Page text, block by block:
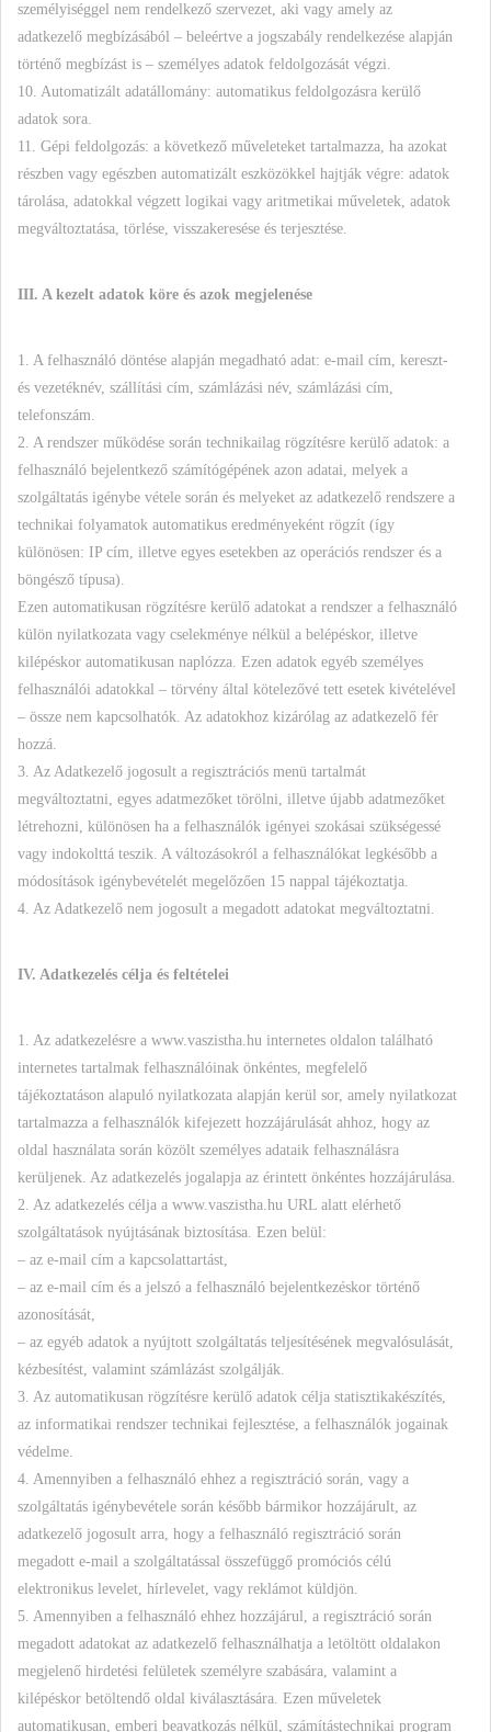
személyiséggel nem rendelkező szervezet, aki vagy amely az
adatkezelő megbízásából – beleértve a jogszabály rendelkezése alapján
történő megbízást is – személyes adatok feldolgozását végzi.
10. Automatizált adatállomány: automatikus feldolgozásra kerülő
adatok sora.
11. Gépi feldolgozás: a következő műveleteket tartalmazza, ha azokat
részben vagy egészben automatizált eszközökkel hajtják végre: adatok
tárolása, adatokkal végzett logikai vagy aritmetikai műveletek, adatok
megváltoztatása, törlése, visszakeresése és terjesztése.
III. A kezelt adatok köre és azok megjelenése
1. A felhasználó döntése alapján megadható adat: e-mail cím, kereszt-
és vezetéknév, szállítási cím, számlázási név, számlázási cím,
telefonszám.
2. A rendszer működése során technikailag rögzítésre kerülő adatok: a
felhasználó bejelentkező számítógépének azon adatai, melyek a
szolgáltatás igénybe vétele során és melyeket az adatkezelő rendszere a
technikai folyamatok automatikus eredményeként rögzít (így
különösen: IP cím, illetve egyes esetekben az operációs rendszer és a
böngésző típusa).
Ezen automatikusan rögzítésre kerülő adatokat a rendszer a felhasználó
külön nyilatkozata vagy cselekménye nélkül a belépéskor, illetve
kilépéskor automatikusan naplózza. Ezen adatok egyéb személyes
felhasználói adatokkal – törvény által kötelezővé tett esetek kivételével
– össze nem kapcsolhatók. Az adatokhoz kizárólag az adatkezelő fér
hozzá.
3. Az Adatkezelő jogosult a regisztrációs menü tartalmát
megváltoztatni, egyes adatmezőket törölni, illetve újabb adatmezőket
létrehozni, különösen ha a felhasználók igényei szokásai szükségessé
vagy indokolttá teszik. A változásokról a felhasználókat legkésőbb a
módosítások igénybevételét megelőzően 15 nappal tájékoztatja.
4. Az Adatkezelő nem jogosult a megadott adatokat megváltoztatni.
IV. Adatkezelés célja és feltételei
1. Az adatkezelésre a www.vaszistha.hu internetes oldalon található
internetes tartalmak felhasználóinak önkéntes, megfelelő
tájékoztatáson alapuló nyilatkozata alapján kerül sor, amely nyilatkozat
tartalmazza a felhasználók kifejezett hozzájárulását ahhoz, hogy az
oldal használata során közölt személyes adataik felhasználásra
kerüljenek. Az adatkezelés jogalapja az érintett önkéntes hozzájárulása.
2. Az adatkezelés célja a www.vaszistha.hu URL alatt elérhető
szolgáltatások nyújtásának biztosítása. Ezen belül:
– az e-mail cím a kapcsolattartást,
– az e-mail cím és a jelszó a felhasználó bejelentkezéskor történő
azonosítását,
– az egyéb adatok a nyújtott szolgáltatás teljesítésének megvalósulását,
kézbesítést, valamint számlázást szolgálják.
3. Az automatikusan rögzítésre kerülő adatok célja statisztikakészítés,
az informatikai rendszer technikai fejlesztése, a felhasználók jogainak
védelme.
4. Amennyiben a felhasználó ehhez a regisztráció során, vagy a
szolgáltatás igénybevétele során később bármikor hozzájárult, az
adatkezelő jogosult arra, hogy a felhasználó regisztráció során
megadott e-mail a szolgáltatással összefüggő promóciós célú
elektronikus levelet, hírlevelet, vagy reklámot küldjön.
5. Amennyiben a felhasználó ehhez hozzájárul, a regisztráció során
megadott adatokat az adatkezelő felhasználhatja a letöltött oldalakon
megjelenő hirdetési felületek személyre szabására, valamint a
kilépéskor betöltendő oldal kiválasztására. Ezen műveletek
automatikusan, emberi beavatkozás nélkül, számítástechnikai program